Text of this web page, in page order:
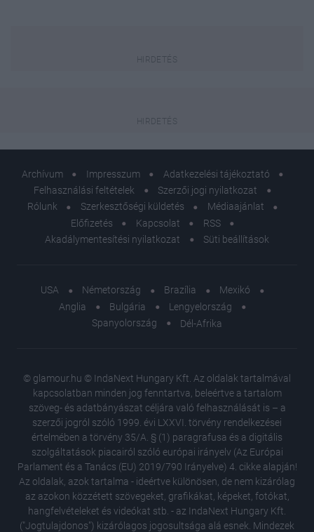
Archívum Impresszum
Adatkezelési tájékoztató
Felhasználási feltételek
Szerzői jogi nyilatkozat
Rólunk
Szerkesztőségi küldetés
Médiaajánlat
Előfizetés
Kapcsolat
RSS
Akadálymentesítési nyilatkozat
Süti beállítások
USA Németország Brazília
Mexikó
Anglia
Bulgária
Lengyelország
Spanyolország
Dél-Afrika
© glamour.hu © IndaNext Hungary Kft. Az oldalak tartalmával
kapcsolatban minden jog fenntartva, beleértve a tartalom
szöveg- és adatbányászat céljára való felhasználását is – a
szerzői jogról szóló 1999. évi LXXVI. törvény rendelkezései
értelmében a törvény 35/A. § (1) paragrafusa és a digitális
szolgáltatások piacairól szóló európai irányelv (Az Európai
Parlament és a Tanács (EU) 2019/790 Irányelve) 4. cikke alapján!
Az oldalak, azok tartalma - ideértve különösen, de nem kizárólag
az azokon közzétett szövegeket, grafikákat, képeket, fotókat,
hangfelvételeket és videókat stb. - az IndaNext Hungary Kft.
("Jogtulajdonos") kizárólagos jogosultsága alá esnek. Mindezek